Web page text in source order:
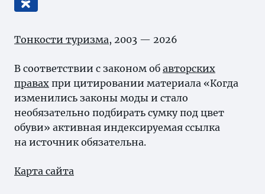
Тонкости туризма, 2003 — 2026
В соответствии с законом об авторских
правах при цитировании материала «Когда
изменились законы моды и стало
необязательно подбирать сумку под цвет
обуви» активная индексируемая ссылка
на источник обязательна.
Карта сайта